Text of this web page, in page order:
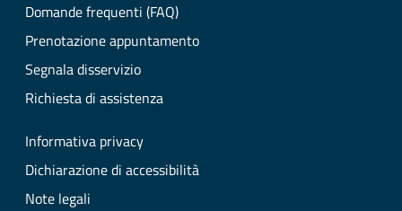
Domande frequenti (FAQ)
Prenotazione appuntamento
Segnala disservizio
Richiesta di assistenza
Informativa privacy
Dichiarazione di accessibilità
Note legali